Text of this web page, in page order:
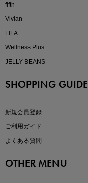
大人の着映えアイテム5選
fifth
Vivian
FILA
Wellness Plus
JELLY BEANS
SHOPPING GUIDE
新規会員登録
ご利用ガイド
よくある質問
OTHER MENU